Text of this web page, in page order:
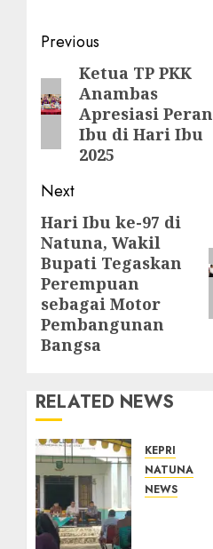
Post
navigation
Previous
Previous
post:
Ketua TP PKK
Anambas
Apresiasi Peran
Ibu di Hari Ibu
2025
Next
Next
post:
Hari Ibu ke-97 di
Natuna, Wakil
Bupati Tegaskan
Perempuan
sebagai Motor
Pembangunan
Bangsa
RELATED NEWS
KEPRI
NATUNA
NEWS